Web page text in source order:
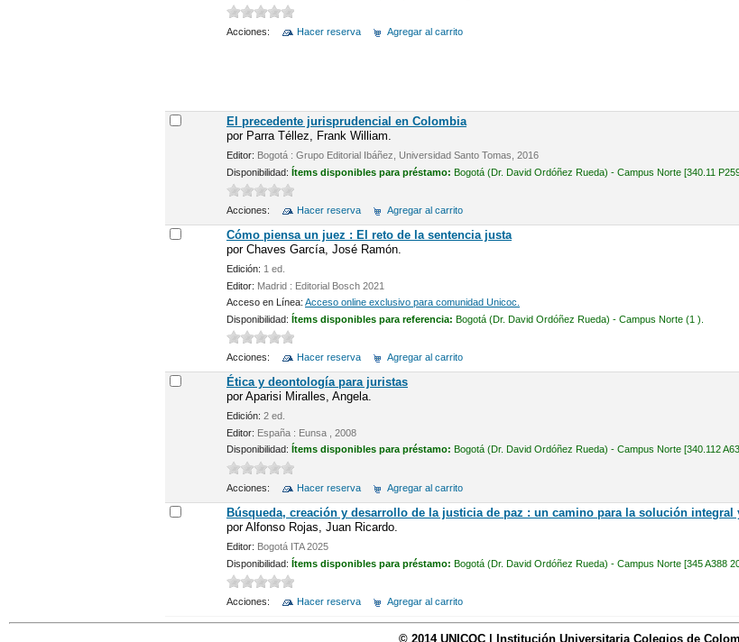
Acciones: Hacer reserva Agregar al carrito
El precedente jurisprudencial en Colombia
por Parra Téllez, Frank William.
Editor: Bogotá : Grupo Editorial Ibáñez, Universidad Santo Tomas, 2016
Disponibilidad: Ítems disponibles para préstamo: Bogotá (Dr. David Ordóñez Rueda) - Campus Norte [340.11
Acciones: Hacer reserva Agregar al carrito
Cómo piensa un juez : El reto de la sentencia justa
por Chaves García, José Ramón.
Edición: 1 ed.
Editor: Madrid : Editorial Bosch 2021
Acceso en Línea: Acceso online exclusivo para comunidad Unicoc.
Disponibilidad: Ítems disponibles para referencia: Bogotá (Dr. David Ordóñez Rueda) - Campus Norte (1 ).
Acciones: Hacer reserva Agregar al carrito
Ética y deontología para juristas
porAparisi Miralles, Angela.
Edición: 2 ed.
Editor: España : Eunsa , 2008
Disponibilidad: Ítems disponibles para préstamo: Bogotá (Dr. David Ordóñez Rueda) - Campus Norte [340.112
Acciones: Hacer reserva Agregar al carrito
Búsqueda, creación y desarrollo de la justicia de paz : un camino para la solución
porAlfonso Rojas, Juan Ricardo.
Editor: Bogotá ITA 2025
Disponibilidad: Ítems disponibles para préstamo: Bogotá (Dr. David Ordóñez Rueda) - Campus Norte [345 A388
Acciones: Hacer reserva Agregar al carrito
© 2014 UNICOC | Institución Universitaria Colegios de